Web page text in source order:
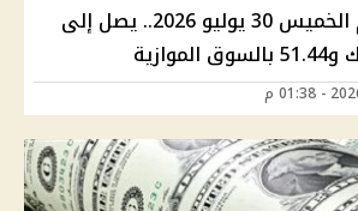
سعر الدولار اليوم الخميس 30 يوليو 2026.. يصل إلى